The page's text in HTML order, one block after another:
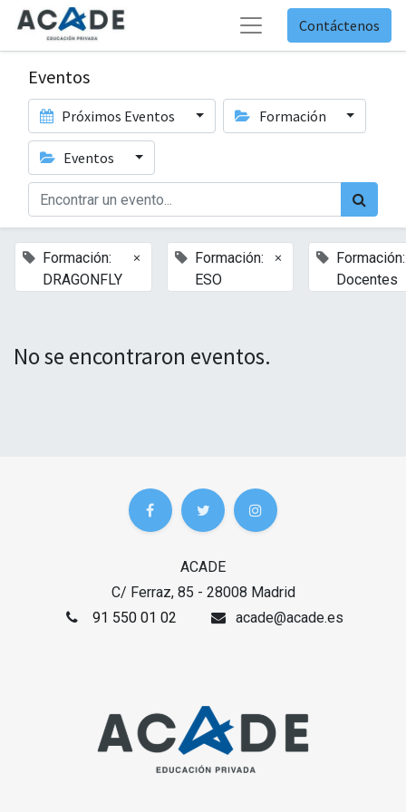
Contáctenos
Eventos
Próximos Eventos Formación
Eventos
Formación:
DRAGONFLY
×
Formación:
ESO
×
Formación:
Docentes
No se encontraron eventos.
ACADE
C/ Ferraz, 85 - 28008 Madrid
91 550 01 02
acade@acade.es